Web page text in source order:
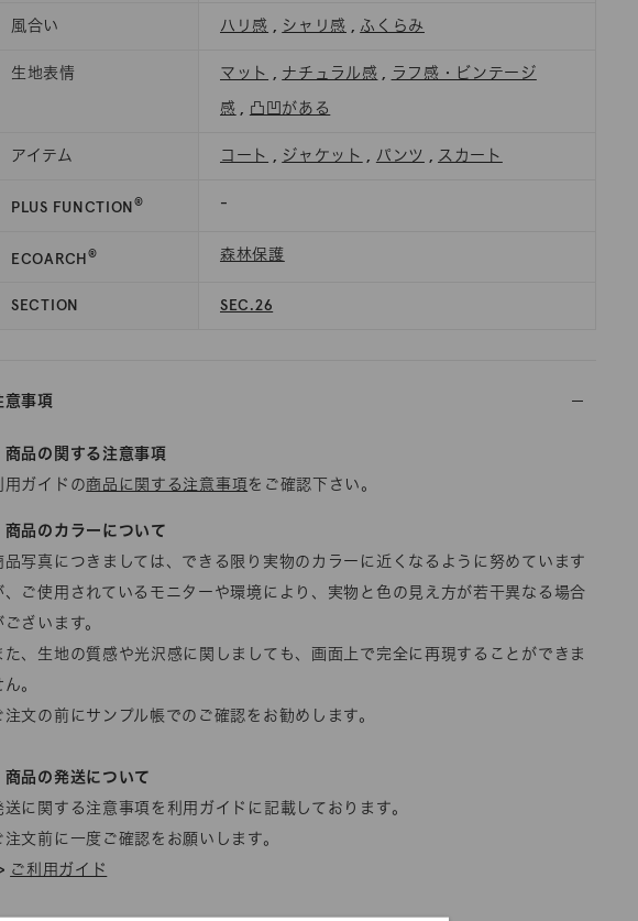
風合い ハリ感 , シャリ感 , ふくらみ
生地表情 マット , ナチュラル感 , ラフ感・ビンテージ
感 , 凸凹がある
アイテム コート , ジャケット , パンツ , スカート
PLUS FUNCTION® -
ECOARCH® 森林保護
SECTION SEC.26
意事項
商品の関する注意事項
用ガイドの商品に関する注意事項をご確認下さい。
商品のカラーについて
品写真につきましては、できる限り実物のカラーに近くなるように努めています
、ご使用されているモニターや環境により、実物と色の見え方が若干異なる場合
ございます。
た、生地の質感や光沢感に関しましても、画面上で完全に再現することができま
。
注文の前にサンプル帳でのご確認をお勧めします。
商品の発送について
送に関する注意事項を利用ガイドに記載しております。
注文前に一度ご確認をお願いします。
ご利用ガイド